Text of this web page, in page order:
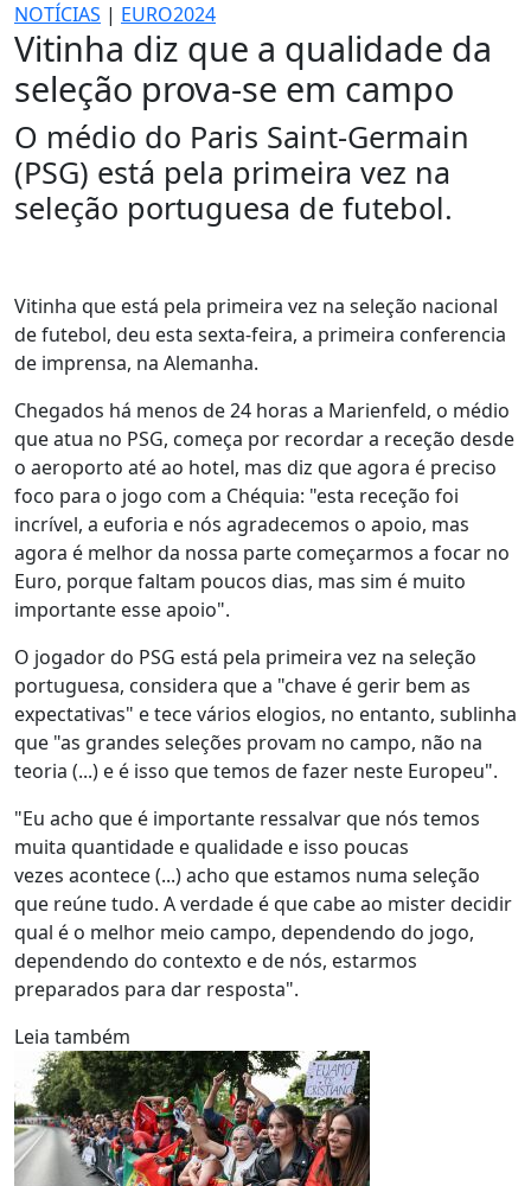
NOTÍCIAS | EURO2024
Vitinha diz que a qualidade da
seleção prova-se em campo
O médio do Paris Saint-Germain
(PSG) está pela primeira vez na
seleção portuguesa de futebol.
Vitinha que está pela primeira vez na seleção nacional
de futebol, deu esta sexta-feira, a primeira conferencia
de imprensa, na Alemanha.
Chegados há menos de 24 horas a Marienfeld, o médio
que atua no PSG, começa por recordar a receção desde
o aeroporto até ao hotel, mas diz que agora é preciso
foco para o jogo com a Chéquia: "esta receção foi
incrível, a euforia e nós agradecemos o apoio, mas
agora é melhor da nossa parte começarmos a focar no
Euro, porque faltam poucos dias, mas sim é muito
importante esse apoio".
O jogador do PSG está pela primeira vez na seleção
portuguesa, considera que a "chave é gerir bem as
expectativas" e tece vários elogios, no entanto, sublinha
que "as grandes seleções provam no campo, não na
teoria (...) e é isso que temos de fazer neste Europeu".
"Eu acho que é importante ressalvar que nós temos
muita quantidade e qualidade e isso poucas
vezes acontece (...) acho que estamos numa seleção
que reúne tudo. A verdade é que cabe ao mister decidir
qual é o melhor meio campo, dependendo do jogo,
dependendo do contexto e de nós, estarmos
preparados para dar resposta".
Leia também